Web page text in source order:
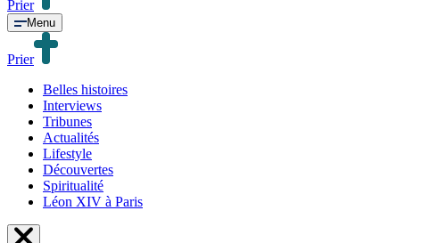
Prier
Menu
Prier
Belles histoires
Interviews
Tribunes
Actualités
Lifestyle
Découvertes
Spiritualité
Léon XIV à Paris